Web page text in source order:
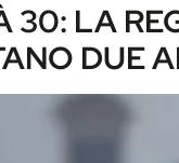
30: LA
DUE